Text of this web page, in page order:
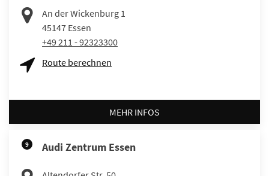
An der Wickenburg 1
45147 Essen
+49 211 - 92323300
Route berechnen
MEHR INFOS
9 Audi Zentrum Essen